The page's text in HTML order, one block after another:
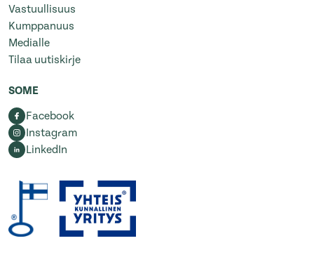
Vastuullisuus
Kumppanuus
Medialle
Tilaa uutiskirje
SOME
Facebook
Instagram
LinkedIn